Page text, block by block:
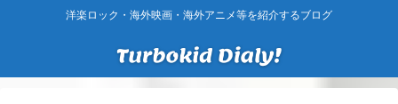
洋楽ロック・海外映画・海外アニメ等を紹介するブログ